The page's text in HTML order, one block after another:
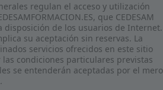
regulan el acceso y utilización
que CEDESAM
disposición de los usuarios de Internet.
su aceptación sin reservas. La
servicios ofrecidos en este sitio
condiciones particulares previstas
se entenderán aceptadas por el mero